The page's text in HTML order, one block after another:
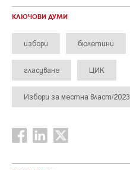
КЛЮЧОВИ ДУМИ
избори бюлетини
гласуване ЦИК
Избори за местна власт/2023